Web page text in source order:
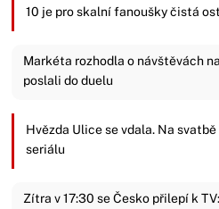
10 je pro skalní fanoušky čistá
Markéta rozhodla o návštěvách
poslali do duelu
Hvězda Ulice se vdala. Na
seriálu
Zítra v 17:30 se Česko přilepí k